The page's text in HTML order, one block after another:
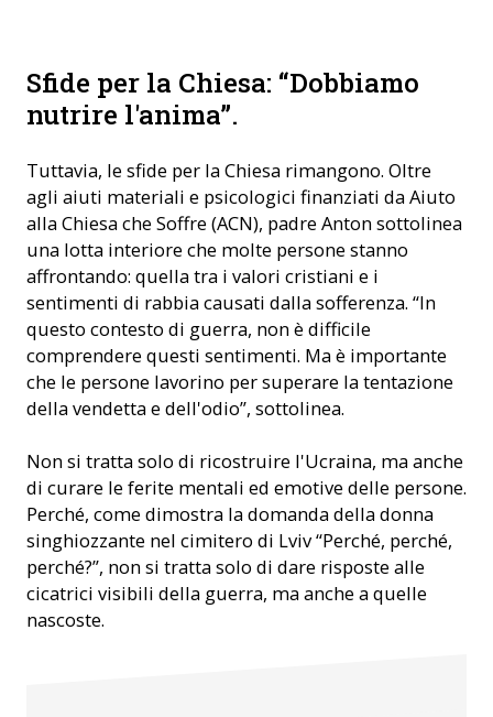
Sfide per la Chiesa: “Dobbiamo
nutrire l'anima”.
Tuttavia, le sfide per la Chiesa rimangono. Oltre
agli aiuti materiali e psicologici finanziati da Aiuto
alla Chiesa che Soffre (ACN), padre Anton sottolinea
una lotta interiore che molte persone stanno
affrontando: quella tra i valori cristiani e i
sentimenti di rabbia causati dalla sofferenza. “In
questo contesto di guerra, non è difficile
comprendere questi sentimenti. Ma è importante
che le persone lavorino per superare la tentazione
della vendetta e dell'odio”, sottolinea.
Non si tratta solo di ricostruire l'Ucraina, ma anche
di curare le ferite mentali ed emotive delle persone.
Perché, come dimostra la domanda della donna
singhiozzante nel cimitero di Lviv “Perché, perché,
perché?”, non si tratta solo di dare risposte alle
cicatrici visibili della guerra, ma anche a quelle
nascoste.